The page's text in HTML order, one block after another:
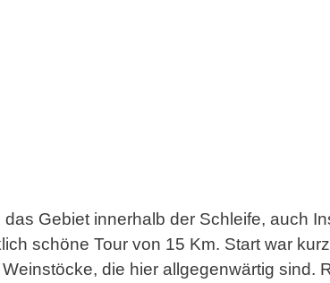
Gebiet innerhalb der Schleife, auch
schöne Tour von 15 Km. Start war
die hier allgegenwärtig sind.